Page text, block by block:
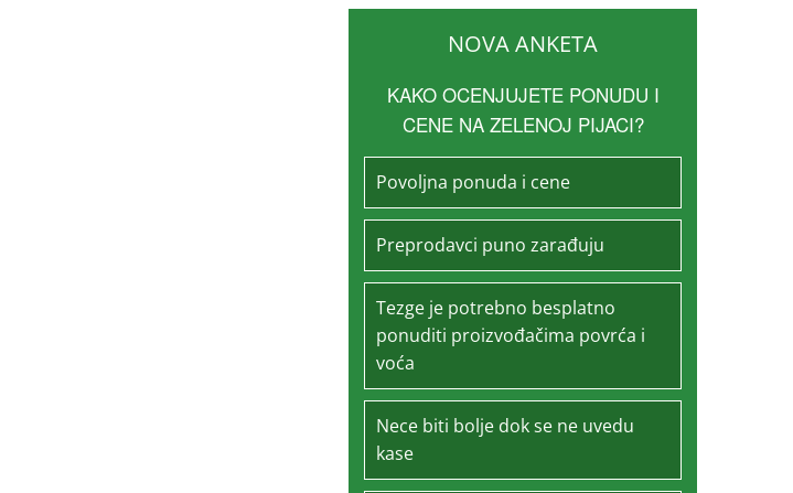
NOVA ANKETA
KAKO OCENJUJETE PONUDU I
CENE NA ZELENOJ PIJACI?
Povoljna ponuda i cene
Preprodavci puno zarađuju
Tezge je potrebno besplatno
ponuditi proizvođačima povrća i
voća
Nece biti bolje dok se ne uvedu
kase